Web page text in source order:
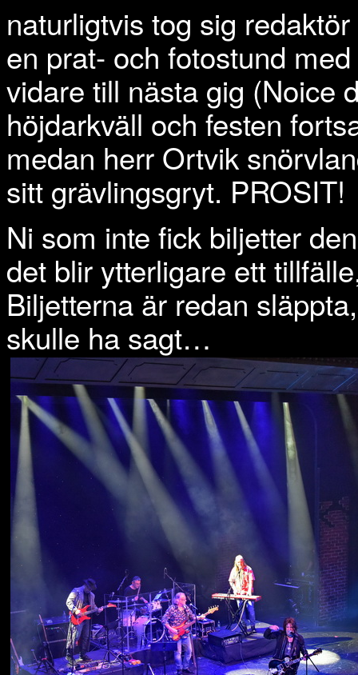
naturligtvis tog sig
en prat- och fotostund
vidare till nästa gig (Noice
höjdarkväll och festen
medan herr Ortvik
sitt grävlingsgryt. PROSIT!
Ni som inte fick biljetter
det blir ytterligare ett
Biljetterna är redan
skulle ha sagt…